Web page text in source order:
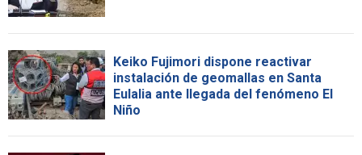
Keiko Fujimori dispone reactivar
instalación de geomallas en Santa
Eulalia ante llegada del fenómeno El
Niño